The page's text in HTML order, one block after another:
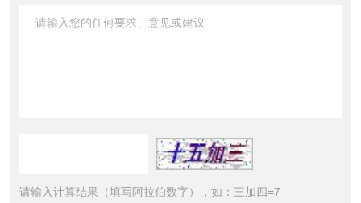
请输入计算结果（填写阿拉伯数字），如：三加四=7